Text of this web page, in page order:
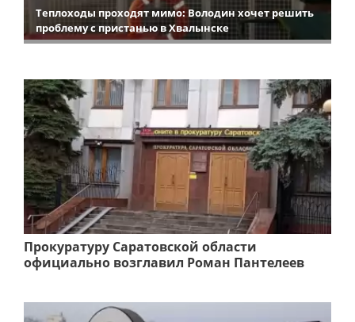
Теплоходы проходят мимо: Володин хочет решить
проблему с пристанью в Хвалынске
Прокуратуру Саратовской области
официально возглавил Роман Пантелеев